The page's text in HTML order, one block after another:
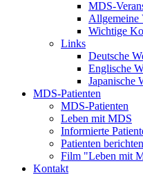
MDS-
Allgemeine
Wichtige
Links
Deutsche
Englische
Japanische
MDS-Patienten
MDS-Patienten
Leben mit MDS
Informierte
Patienten berichten
Film "Leben mit
Kontakt